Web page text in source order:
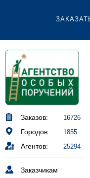
Заказов: 16726
Городов: 1855
Агентов: 25294
Заказчикам